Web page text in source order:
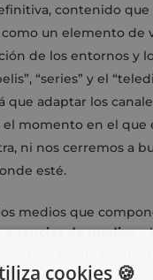
contenido
un elemento de
de los entornos y
“series” y el
que adaptar los
momento en el que
ni nos cerremos a
esté.
medios que
agencias de mediosa
para seguir siendo
cookies 🍪